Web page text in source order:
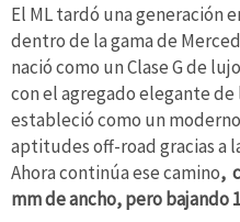
El ML tardó una generación
dentro de la gama de
nació como un Clase G de
con el agregado elegante de
estableció como un
aptitudes off-road gracias a
Ahora continúa ese camino,
mm de ancho, pero bajando